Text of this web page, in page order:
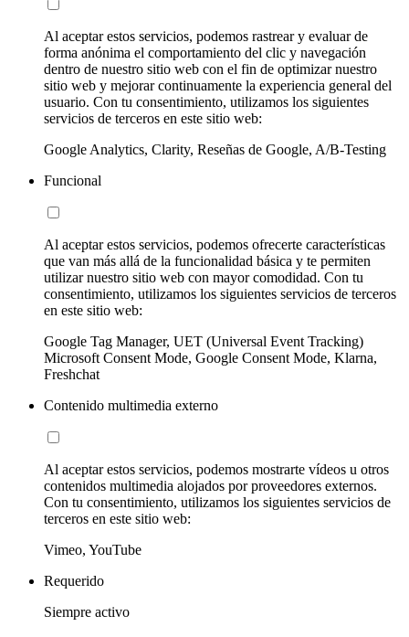
Al aceptar estos servicios, podemos rastrear y evaluar de
forma anónima el comportamiento del clic y navegación
dentro de nuestro sitio web con el fin de optimizar nuestro
sitio web y mejorar continuamente la experiencia general del
usuario. Con tu consentimiento, utilizamos los siguientes
servicios de terceros en este sitio web:
Google Analytics, Clarity, Reseñas de Google, A/B-Testing
Funcional
Al aceptar estos servicios, podemos ofrecerte características
que van más allá de la funcionalidad básica y te permiten
utilizar nuestro sitio web con mayor comodidad. Con tu
consentimiento, utilizamos los siguientes servicios de terceros
en este sitio web:
Google Tag Manager, UET (Universal Event Tracking)
Microsoft Consent Mode, Google Consent Mode, Klarna,
Freshchat
Contenido multimedia externo
Al aceptar estos servicios, podemos mostrarte vídeos u otros
contenidos multimedia alojados por proveedores externos.
Con tu consentimiento, utilizamos los siguientes servicios de
terceros en este sitio web:
Vimeo, YouTube
Requerido
Siempre activo